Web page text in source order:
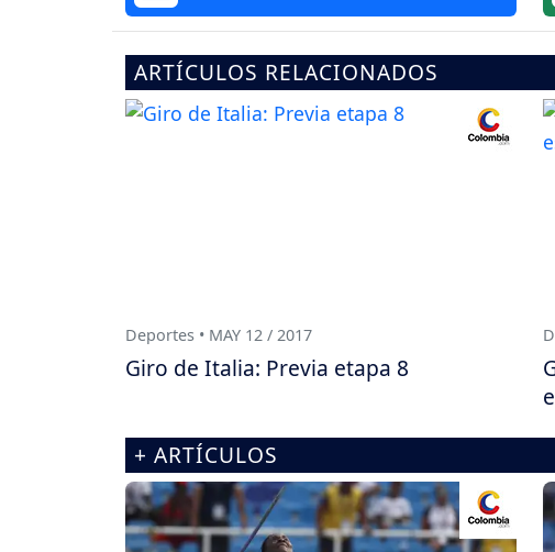
ARTÍCULOS RELACIONADOS
Deportes • MAY 12 / 2017
Giro de Italia: Previa etapa 8
+ ARTÍCULOS